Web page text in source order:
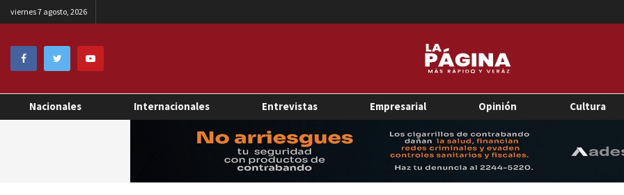
viernes 7 agosto, 2026
Nacionales Internacionales Entrevistas Empresarial Opinión Cultura